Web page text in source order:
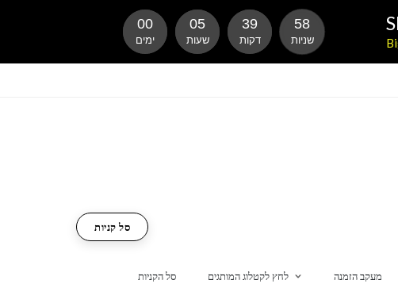
סל הקניות לחץ לקטלוג המותגים מעקב הזמנה
סל קניות
00
ימים
05
שעות
39
דקות
57
שניות